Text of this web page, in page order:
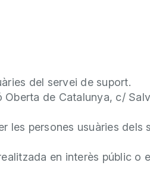
del servei de suport.
de Catalunya, c/
persones usuàries dels
en interès públic o